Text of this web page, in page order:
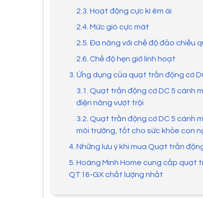
2.3. Hoạt động cực kì êm ái
2.4. Mức gió cực mát
2.5. Đa năng với chế độ đảo chiều
2.6. Chế độ hẹn giờ linh hoạt
3. Ứng dụng của quạt trần động cơ
3.1. Quạt trần động cơ DC 5 cánh
điện năng vượt trội
3.2. Quạt trần động cơ DC 5 cánh
môi trường, tốt cho sức khỏe con
4. Những lưu ý khi mua Quạt trần
5. Hoàng Minh Home cung cấp quạt
QT16-GX chất lượng nhất